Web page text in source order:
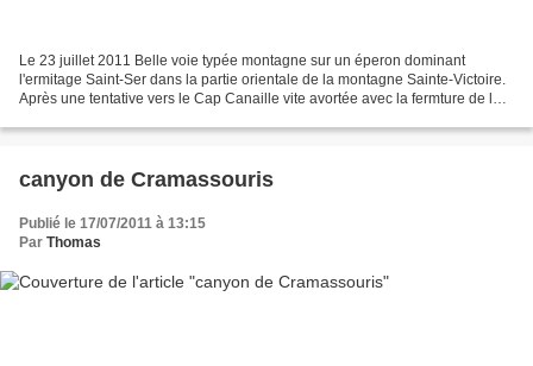
Le 23 juillet 2011 Belle voie typée montagne sur un éperon dominant
l'ermitage Saint-Ser dans la partie orientale de la montagne Sainte-Victoire.
Après une tentative vers le Cap Canaille vite avortée avec la fermture de la
canyon de Cramassouris
Publié le 17/07/2011 à 13:15
Par Thomas